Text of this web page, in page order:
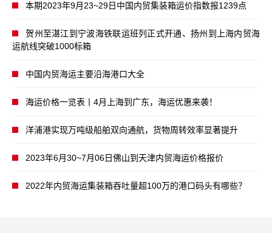
本期2023年9月23~29日中国内贸集装箱运价指数报1239点
贺州至湛江到宁波海铁联运班列正式开通、扬州到上海内贸海
运航线突破1000标箱
中国内贸海运主要沿海港口大全
海运价格一览表丨4月上海到广东，海运优惠来袭！
洋浦港实现万吨级船舶双向通航，货物周转效率显著提升
2023年6月30~7月06日佛山到天津内贸海运价格报价
2022年内贸海运集装箱吞吐量超100万的港口码头有哪些？